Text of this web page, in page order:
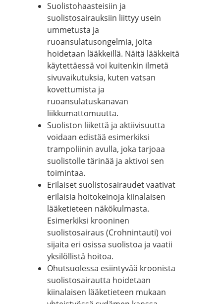
Suolistohaasteisiin ja
suolistosairauksiin liittyy usein
ummetusta ja
ruoansulatusongelmia, joita
hoidetaan lääkkeillä. Näitä lääkkeitä
käytettäessä voi kuitenkin ilmetä
sivuvaikutuksia, kuten vatsan
kovettumista ja
ruoansulatuskanavan
liikkumattomuutta.
Suoliston liikettä ja aktiivisuutta
voidaan edistää esimerkiksi
trampoliinin avulla, joka tarjoaa
suolistolle tärinää ja aktivoi sen
toimintaa.
Erilaiset suolistosairaudet vaativat
erilaisia hoitokeinoja kiinalaisen
lääketieteen näkökulmasta.
Esimerkiksi krooninen
suolistosairaus (Crohnintauti) voi
sijaita eri osissa suolistoa ja vaatii
yksilöllistä hoitoa.
Ohutsuolessa esiintyvää kroonista
suolistosairautta hoidetaan
kiinalaisen lääketieteen mukaan